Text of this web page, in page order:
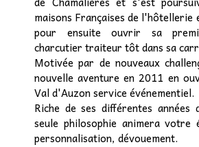
maisons Françaises de
pour ensuite ouvrir sa
charcutier traiteur tôt dans sa
Motivée par de nouveaux
nouvelle aventure en 2011 en
Val d'Auzon service événementiel.
Riche de ses différentes années
seule philosophie animera votre
personnalisation, dévouement.